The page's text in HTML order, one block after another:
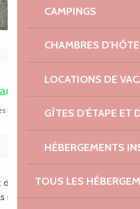
CAMPINGS
CHAMBRES
LOCATIONS DE
GÎTES D'ÉTAPE ET
HÉBERGEMENTS
TOUS LES
horaires
au culte du saint
reconnu par l'Eglise. Une